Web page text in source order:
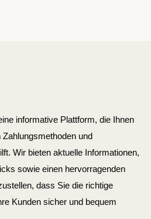
informative Plattform, die Ihnen
und
Wir bieten aktuelle Informationen,
sowie einen hervorragenden
dass Sie die richtige
Kunden sicher und bequem